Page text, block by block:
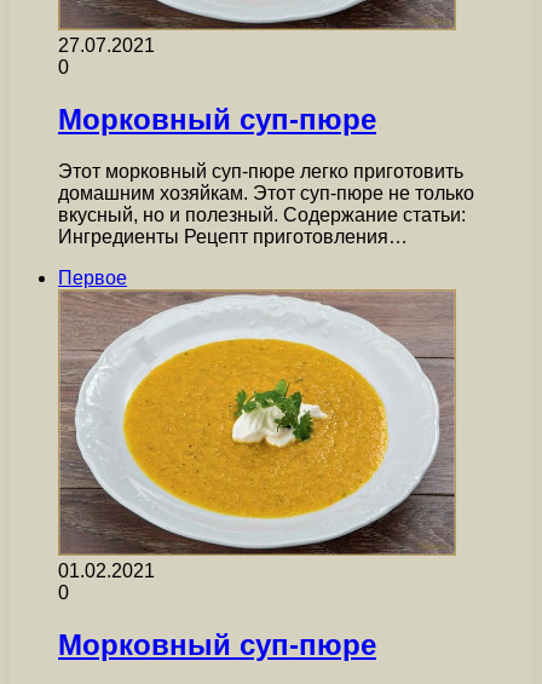
27.07.2021
0
Морковный суп-пюре
Этот морковный суп-пюре легко приготовить
домашним хозяйкам. Этот суп-пюре не только
вкусный, но и полезный. Содержание статьи:
Ингредиенты Рецепт приготовления…
Первое
01.02.2021
0
Морковный суп-пюре